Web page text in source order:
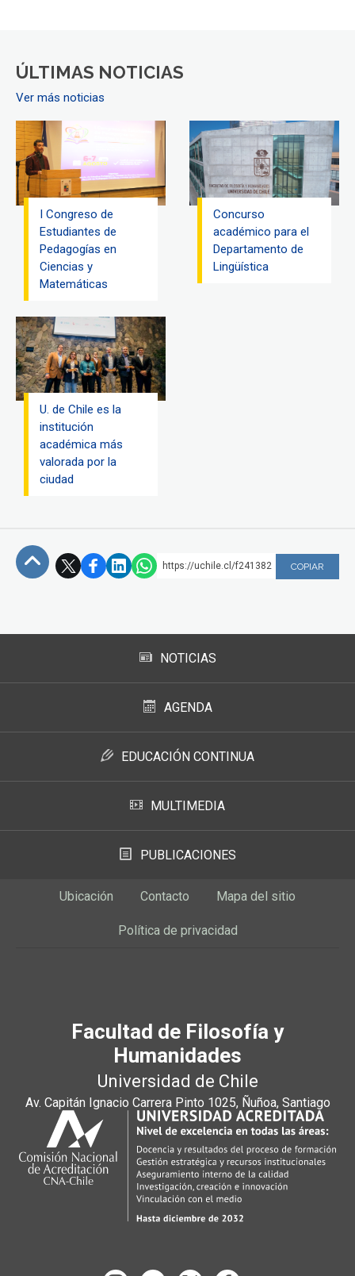
ÚLTIMAS NOTICIAS
Ver más noticias
I Congreso de
Estudiantes de
Pedagogías en
Ciencias y
Matemáticas
Concurso
académico para el
Departamento de
Lingüística
U. de Chile es la
institución
académica más
valorada por la
ciudad
https://uchile.cl/f241382 COPIAR
NOTICIAS
AGENDA
EDUCACIÓN CONTINUA
MULTIMEDIA
PUBLICACIONES
Ubicación Contacto Mapa del sitio
Política de privacidad
Facultad de Filosofía y
Humanidades
Universidad de Chile
Av. Capitán Ignacio Carrera Pinto 1025, Ñuñoa, Santiago